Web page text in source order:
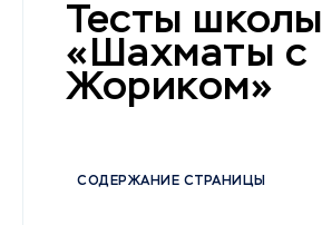
Тесты школы
«Шахматы с
Жориком»
СОДЕРЖАНИЕ СТРАНИЦЫ